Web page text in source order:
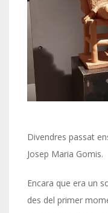
Divendres passat
Josep Maria Gomis.
Encara que era un
des del primer